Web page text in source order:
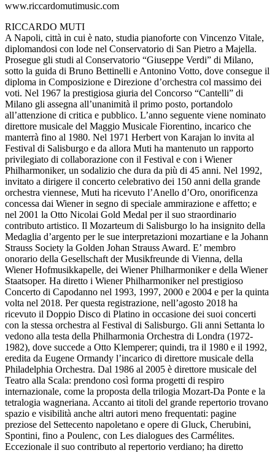
www.riccardomutimusic.com
RICCARDO MUTI
A Napoli, città in cui è nato, studia pianoforte con Vincenzo Vitale,
diplomandosi con lode nel Conservatorio di San Pietro a Majella.
Prosegue gli studi al Conservatorio “Giuseppe Verdi” di Milano,
sotto la guida di Bruno Bettinelli e Antonino Votto, dove consegue il
diploma in Composizione e Direzione d’orchestra col massimo dei
voti. Nel 1967 la prestigiosa giuria del Concorso “Cantelli” di
Milano gli assegna all’unanimità il primo posto, portandolo
all’attenzione di critica e pubblico. L’anno seguente viene nominato
direttore musicale del Maggio Musicale Fiorentino, incarico che
manterrà fino al 1980. Nel 1971 Herbert von Karajan lo invita al
Festival di Salisburgo e da allora Muti ha mantenuto un rapporto
privilegiato di collaborazione con il Festival e con i Wiener
Philharmoniker, un sodalizio che dura da più di 45 anni. Nel 1992,
invitato a dirigere il concerto celebrativo dei 150 anni della grande
orchestra viennese, Muti ha ricevuto l’Anello d’Oro, onorificenza
concessa dai Wiener in segno di speciale ammirazione e affetto; e
nel 2001 la Otto Nicolai Gold Medal per il suo straordinario
contributo artistico. Il Mozarteum di Salisburgo lo ha insignito della
Medaglia d’argento per le sue interpretazioni mozartiane e la Johann
Strauss Society la Golden Johan Strauss Award. E’ membro
onorario della Gesellschaft der Musikfreunde di Vienna, della
Wiener Hofmusikkapelle, dei Wiener Philharmoniker e della Wiener
Staatsoper. Ha diretto i Wiener Philharmoniker nel prestigioso
Concerto di Capodanno nel 1993, 1997, 2000 e 2004 e per la quinta
volta nel 2018. Per questa registrazione, nell’agosto 2018 ha
ricevuto il Doppio Disco di Platino in occasione dei suoi concerti
con la stessa orchestra al Festival di Salisburgo. Gli anni Settanta lo
vedono alla testa della Philharmonia Orchestra di Londra (1972-
1982), dove succede a Otto Klemperer; quindi, tra il 1980 e il 1992,
eredita da Eugene Ormandy l’incarico di direttore musicale della
Philadelphia Orchestra. Dal 1986 al 2005 è direttore musicale del
Teatro alla Scala: prendono così forma progetti di respiro
internazionale, come la proposta della trilogia Mozart-Da Ponte e la
tetralogia wagneriana. Accanto ai titoli del grande repertorio trovano
spazio e visibilità anche altri autori meno frequentati: pagine
preziose del Settecento napoletano e opere di Gluck, Cherubini,
Spontini, fino a Poulenc, con Les dialogues des Carmélites.
Eccezionale il suo contributo al repertorio verdiano; ha diretto